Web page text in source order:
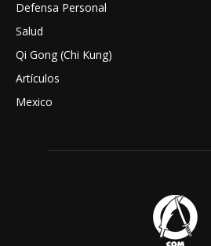
Defensa Personal
Salud
Qi Gong (Chi Kung)
Artículos
Mexico